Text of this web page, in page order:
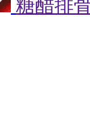
糖醋排